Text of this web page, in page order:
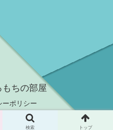
ちの部屋
ーポリシー
ろもちの部屋.
検索 トップ